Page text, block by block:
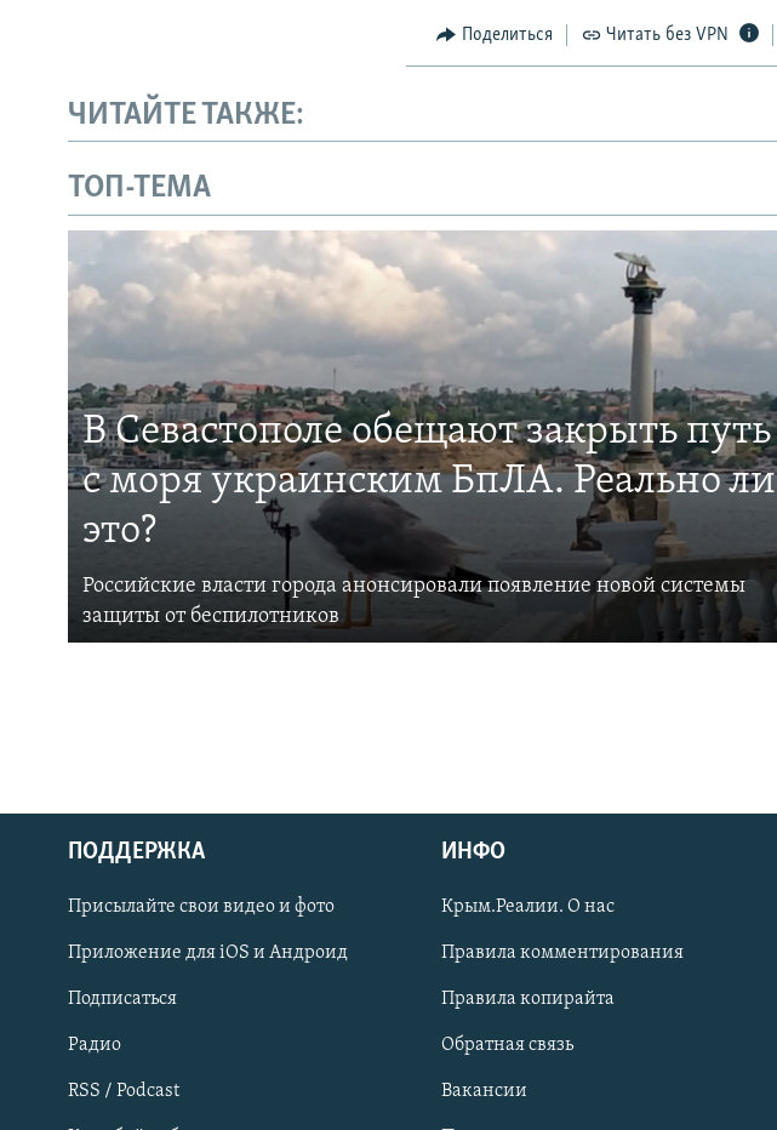
Українською
Qırımtatar
ПРИСОЕДИНЯЙТЕСЬ!
Поделиться Читать без VPN
ЧИТАЙТЕ ТАКЖЕ:
ТОП-ТЕМА
В Севастополе обещают закрыть путь
с моря украинским БпЛА. Реально ли
это?
Российские власти города анонсировали появление новой системы
защиты от беспилотников
ПОДДЕРЖКА
Присылайте свои видео и фото
Приложение для iOS и Андроид
Подписаться
Радио
RSS / Podcast
ИНФО
Крым.Реалии. О нас
Правила комментирования
Правила копирайта
Обратная связь
Вакансии